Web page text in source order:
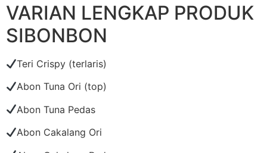
VARIAN LENGKAP PRODUK
SIBONBON
Teri Crispy (terlaris)
Abon Tuna Ori (top)
Abon Tuna Pedas
Abon Cakalang Ori